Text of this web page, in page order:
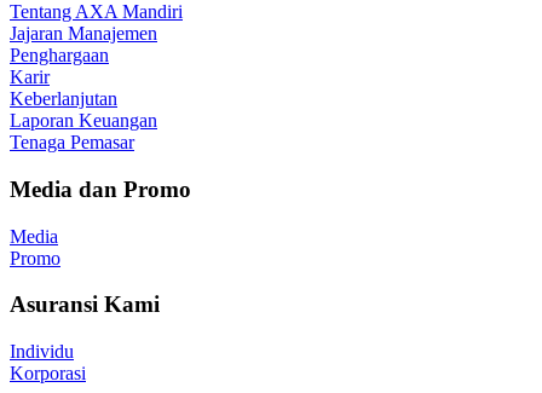
Tentang AXA Mandiri
Jajaran Manajemen
Penghargaan
Karir
Keberlanjutan
Laporan Keuangan
Tenaga Pemasar
Media dan Promo
Media
Promo
Asuransi Kami
Individu
Korporasi